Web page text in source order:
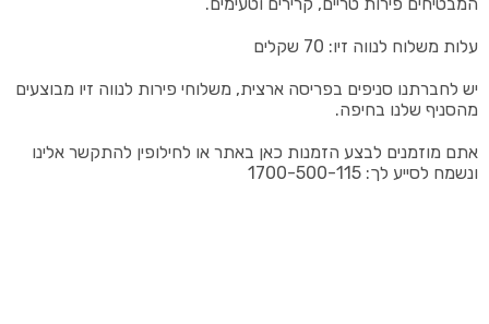
עלות משלוח לנווה זיו: 70 שקלים
יש לחברתנו סניפים בפריסה ארצית, משלוחי פירות לנווה זיו מבוצעים
מהסניף שלנו בחיפה.
אתם מוזמנים לבצע הזמנות כאן באתר או לחילופין להתקשר אלינו
ונשמח לסייע לך: 1700-500-115